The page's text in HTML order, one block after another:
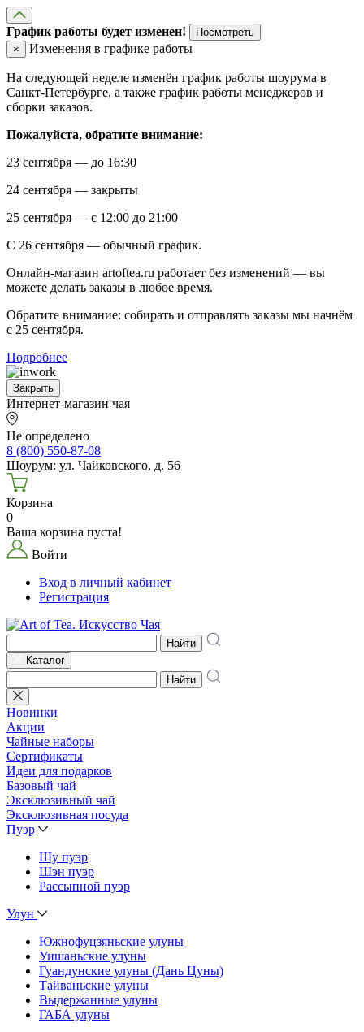
График работы будет изменен!
Посмотреть
×
Изменения в графике работы
На следующей неделе изменён график работы шоурума в
Санкт-Петербурге, а также график работы менеджеров и
сборки заказов.
Пожалуйста, обратите внимание:
23 сентября — до 16:30
24 сентября — закрыты
25 сентября — с 12:00 до 21:00
С 26 сентября — обычный график.
Онлайн-магазин artoftea.ru работает без изменений — вы
можете делать заказы в любое время.
Обратите внимание: собирать и отправлять заказы мы начнём
с 25 сентября.
Подробнее
Закрыть
Интернет-магазин чая
Не определено
8 (800) 550-87-08
Шоурум: ул. Чайковского, д. 56
Корзина
0
Ваша корзина пуста!
Войти
Вход в личный кабинет
Регистрация
Найти
Каталог
Найти
Новинки
Акции
Чайные наборы
Сертификаты
Идеи для подарков
Базовый чай
Эксклюзивный чай
Эксклюзивная посуда
Пуэр
Шу пуэр
Шэн пуэр
Рассыпной пуэр
Улун
Южнофуцзяньские улуны
Уишаньские улуны
Гуандунские улуны (Дань Цуны)
Тайваньские улуны
Выдержанные улуны
ГАБА улуны